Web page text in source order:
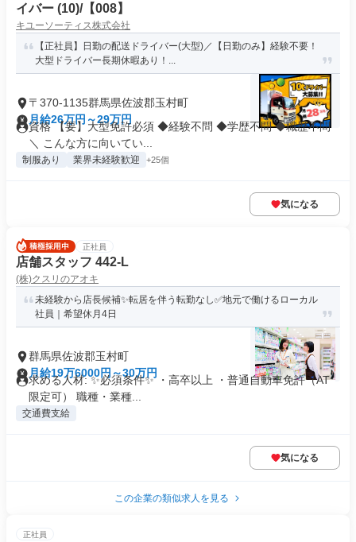
イバー (10)/【008】
キユーソーティス株式会社
【正社員】日勤の配送ドライバー(大型)／【日勤のみ】経験不要！
大型ドライバー長期休暇あり！...
〒370-1135群馬県佐波郡玉村町
月給26万円～29万円
資格 【要】大型免許必須 ◆経験不問 ◆学歴不問 ◆職歴不問
＼ こんな方に向いてい...
制服あり 業界未経験歓迎 +25個
気になる
正社員
店舗スタッフ 442-L
(株)クスリのアオキ
未経験から店長候補✨転居を伴う転勤なし✅地元で働けるローカル
社員｜希望休月4日
群馬県佐波郡玉村町
月給19万6000円～30万円
求める人材: ✨必須条件✨ ・高卒以上 ・普通自動車免許（AT
限定可） 職種・業種...
交通費支給
気になる
この企業の類似求人を見る
正社員